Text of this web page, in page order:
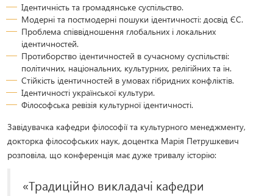
Ідентичність та громадянське суспільство.
Модерні та постмодерні пошуки ідентичності: досвід ЄС.
Проблема співвідношення глобальних і локальних
ідентичностей.
Протиборство ідентичностей в сучасному суспільстві:
політичних, національних, культурних, релігійних та ін.
Стійкість ідентичностей в умовах гібридних конфліктів.
Ідентичності української культури.
Філософська ревізія культурної ідентичності.
Завідувачка кафедри філософії та культурного менеджменту,
докторка філософських наук, доцентка Марія Петрушкевич
розповіла, що конференція має дуже тривалу історію:
«Традиційно викладачі кафедри